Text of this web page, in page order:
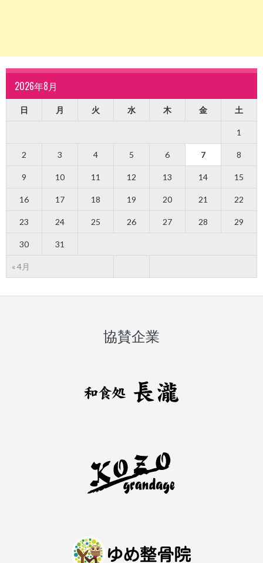
2026年8月
日 月 火 水 木 金 土
« 4月
1
2 3 4 5 6 7 8
9 10 11 12 13 14 15
16 17 18 19 20 21 22
23 24 25 26 27 28 29
30 31
協賛企業